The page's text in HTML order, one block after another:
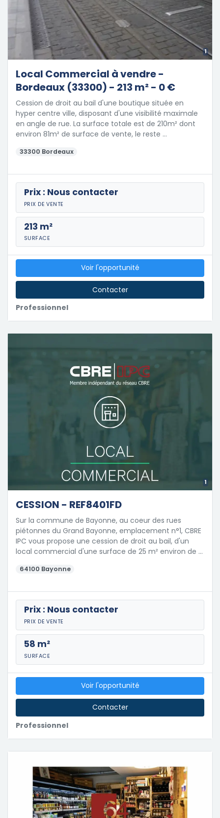
1
Local Commercial à vendre -
Bordeaux (33300) - 213 m² - 0 €
Cession de droit au bail d'une boutique située en
hyper centre ville, disposant d'une visibilité maximale
en angle de rue. La surface totale est de 210m² dont
environ 81m² de surface de vente, le reste …
33300 Bordeaux
Prix : Nous contacter
PRIX DE VENTE
213 m²
SURFACE
Professionnel
Voir l'opportunité
Contacter
1
CESSION - REF8401FD
Sur la commune de Bayonne, au coeur des rues
piétonnes du Grand Bayonne, emplacement n°1, CBRE
IPC vous propose une cession de droit au bail, d'un
local commercial d'une surface de 25 m² environ de …
64100 Bayonne
Prix : Nous contacter
PRIX DE VENTE
58 m²
SURFACE
Professionnel
Voir l'opportunité
Contacter